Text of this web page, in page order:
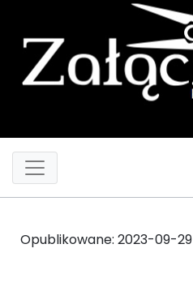
Opublikowane: 2023-09-29